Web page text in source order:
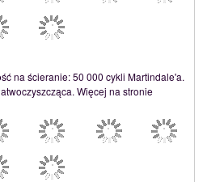
na ścieranie: 50 000 cykli Martindale'a.
Więcej na stronie